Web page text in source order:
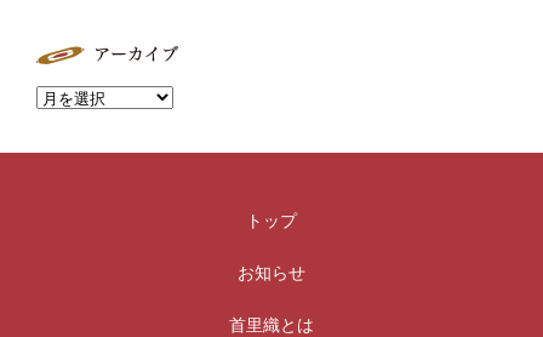
トップ
お知らせ
首里織とは